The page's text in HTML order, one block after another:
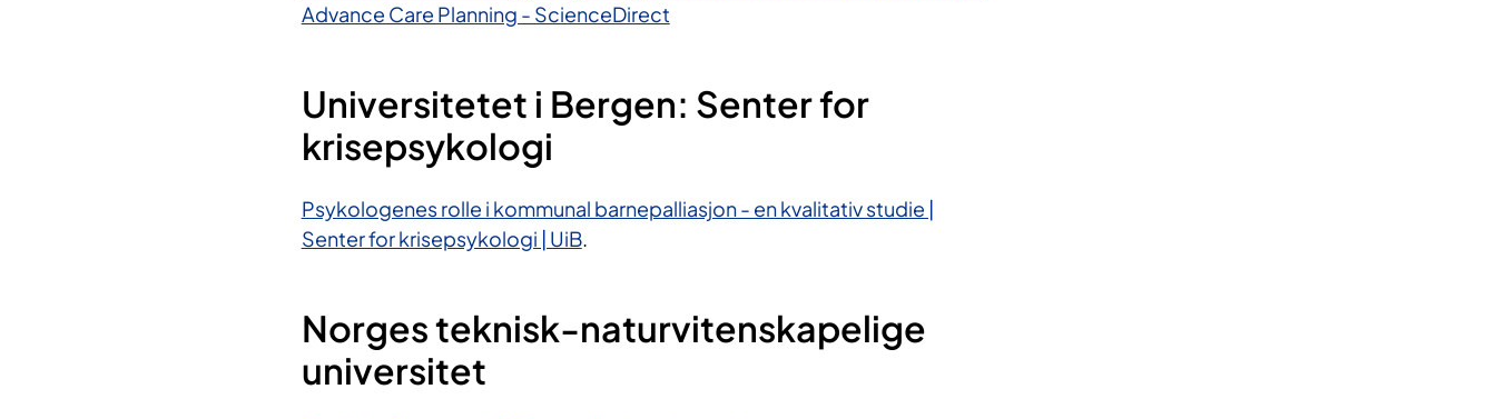
Advance Care Planning - ScienceDirect
Universitetet i Bergen: Senter for
krisepsykologi
Psykologenes rolle i kommunal barnepalliasjon - en kvalitativ studie |
Senter for krisepsykologi | UiB.
Norges teknisk-naturvitenskapelige
universitet